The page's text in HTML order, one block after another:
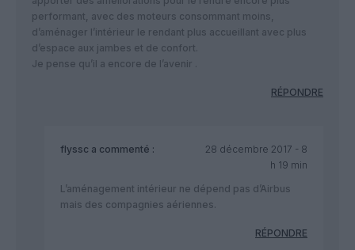
performant, avec des moteurs consommant moins,
d’aménager l’intérieur le rendant plus accueillant avec plus
d’espace aux jambes et de confort.
Je pense qu’il a encore de l’avenir .
RÉPONDRE
flyssc a commenté :
28 décembre 2017 - 8
h 19 min
L’aménagement intérieur ne dépend pas d’Airbus
mais des compagnies aériennes.
RÉPONDRE